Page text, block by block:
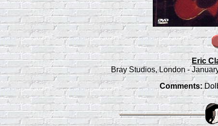
Eric
Bray Studios, London -
Comments: